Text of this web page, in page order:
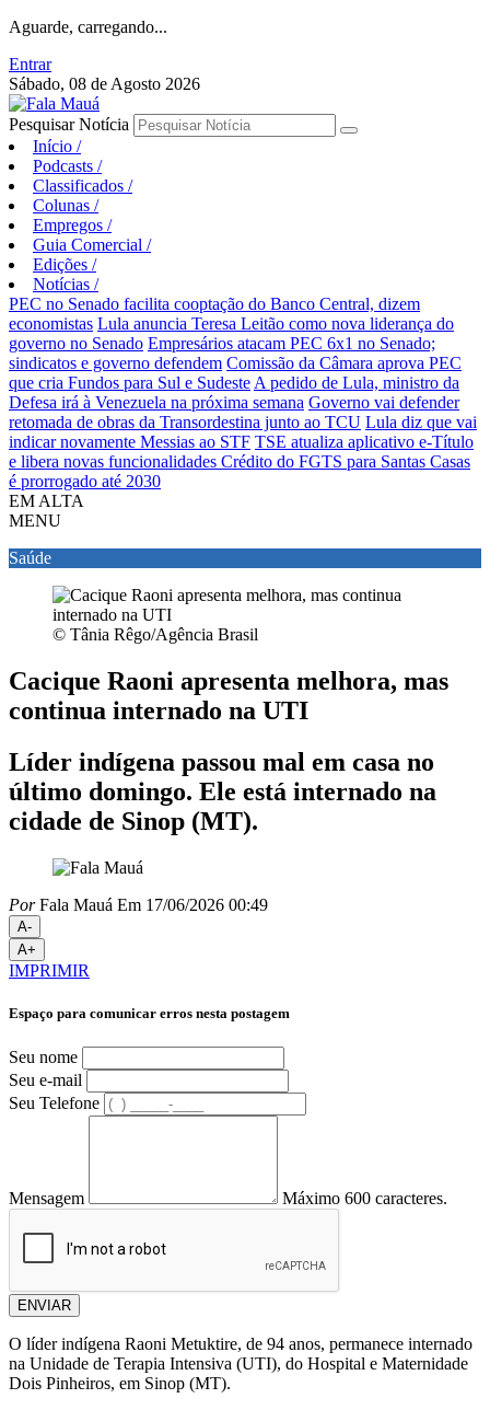
Aguarde, carregando...
Entrar
Sábado, 08 de Agosto 2026
Pesquisar Notícia
Início /
Podcasts /
Classificados /
Colunas /
Empregos /
Guia Comercial /
Edições /
Notícias /
PEC no Senado facilita cooptação do Banco Central, dizem
economistas Lula anuncia Teresa Leitão como nova liderança do
governo no Senado Empresários atacam PEC 6x1 no Senado;
sindicatos e governo defendem Comissão da Câmara aprova PEC
que cria Fundos para Sul e Sudeste A pedido de Lula, ministro da
Defesa irá à Venezuela na próxima semana Governo vai defender
retomada de obras da Transordestina junto ao TCU Lula diz que vai
indicar novamente Messias ao STF TSE atualiza aplicativo e-Título
e libera novas funcionalidades Crédito do FGTS para Santas Casas
é prorrogado até 2030
EM ALTA
MENU
Saúde
© Tânia Rêgo/Agência Brasil
Cacique Raoni apresenta melhora, mas
continua internado na UTI
Líder indígena passou mal em casa no
último domingo. Ele está internado na
cidade de Sinop (MT).
PorFala Mauá Em 17/06/2026 00:49
A-
A+
IMPRIMIR
Espaço para comunicar erros nesta postagem
Seu nome
Seu e-mail
Seu Telefone
Mensagem Máximo 600 caracteres.
ENVIAR
O líder indígena Raoni Metuktire, de 94 anos, permanece internado
na Unidade de Terapia Intensiva (UTI), do Hospital e Maternidade
Dois Pinheiros, em Sinop (MT).